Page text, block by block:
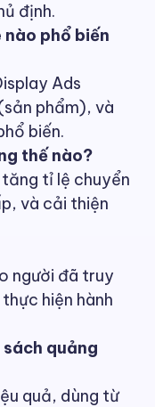
định.
phổ biến
Ads
phẩm), và
biến.
thế nào?
tỉ lệ chuyển
và cải thiện
người đã truy
hiện hành
quảng
quả, dùng từ